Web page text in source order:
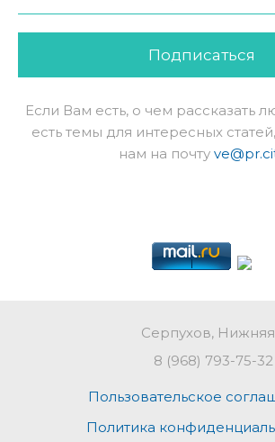
Подписаться
Если Вам есть, о чем рассказать
есть темы для интересных
нам на почту
Серпухов,
8 (968) 793-75-32
Пользовательское
Политика